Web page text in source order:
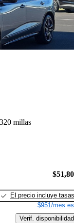
millas
El precio incluye tasas
$951/mes
Verif. disponibilidad